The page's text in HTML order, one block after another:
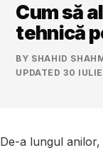
Cum să
tehnică
BY SHAHID
UPDATED30
De-a lungul